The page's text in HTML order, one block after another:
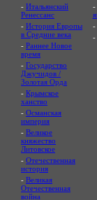
- Итальянский
Ренессанс
- История Европы
в Средние века
- Раннее Новое
время
- Государство
Джучидов /
Золотая Орда
- Крымское
ханство
- Османская
империя
- Великое
княжество
Литовское
- Отечественная
история
- Великая
Отечественная
война
-
-
-